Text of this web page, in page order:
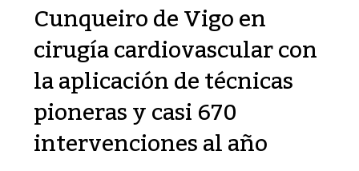
Cunqueiro de Vigo en
cirugía cardiovascular con
la aplicación de técnicas
pioneras y casi 670
intervenciones al año